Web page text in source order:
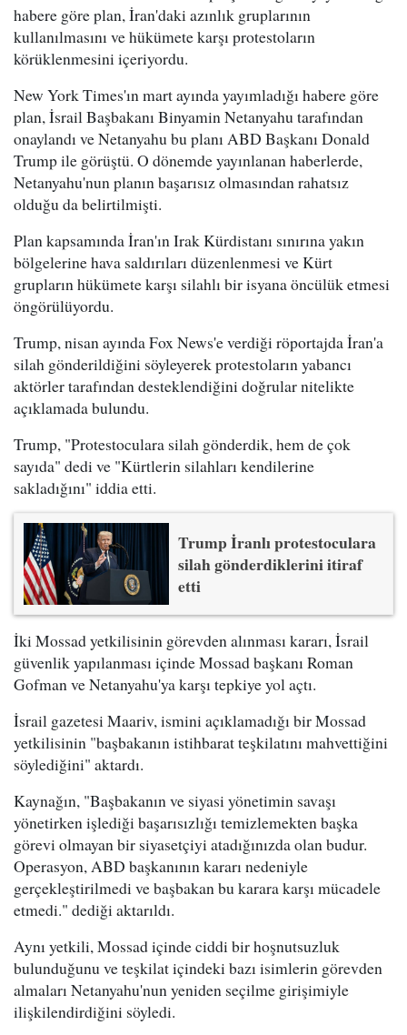
habere göre plan, İran'daki azınlık gruplarının
kullanılmasını ve hükümete karşı protestoların
körüklenmesini içeriyordu.
New York Times'ın mart ayında yayımladığı habere göre
plan, İsrail Başbakanı Binyamin Netanyahu tarafından
onaylandı ve Netanyahu bu planı ABD Başkanı Donald
Trump ile görüştü. O dönemde yayınlanan haberlerde,
Netanyahu'nun planın başarısız olmasından rahatsız
olduğu da belirtilmişti.
Plan kapsamında İran'ın Irak Kürdistanı sınırına yakın
bölgelerine hava saldırıları düzenlenmesi ve Kürt
grupların hükümete karşı silahlı bir isyana öncülük etmesi
öngörülüyordu.
Trump, nisan ayında Fox News'e verdiği röportajda İran'a
silah gönderildiğini söyleyerek protestoların yabancı
aktörler tarafından desteklendiğini doğrular nitelikte
açıklamada bulundu.
Trump, "Protestoculara silah gönderdik, hem de çok
sayıda" dedi ve "Kürtlerin silahları kendilerine
sakladığını" iddia etti.
Trump İranlı protestoculara
silah gönderdiklerini itiraf
etti
İki Mossad yetkilisinin görevden alınması kararı, İsrail
güvenlik yapılanması içinde Mossad başkanı Roman
Gofman ve Netanyahu'ya karşı tepkiye yol açtı.
İsrail gazetesi Maariv, ismini açıklamadığı bir Mossad
yetkilisinin "başbakanın istihbarat teşkilatını mahvettiğini
söylediğini" aktardı.
Kaynağın, "Başbakanın ve siyasi yönetimin savaşı
yönetirken işlediği başarısızlığı temizlemekten başka
görevi olmayan bir siyasetçiyi atadığınızda olan budur.
Operasyon, ABD başkanının kararı nedeniyle
gerçekleştirilmedi ve başbakan bu karara karşı mücadele
etmedi." dediği aktarıldı.
Aynı yetkili, Mossad içinde ciddi bir hoşnutsuzluk
bulunduğunu ve teşkilat içindeki bazı isimlerin görevden
almaları Netanyahu'nun yeniden seçilme girişimiyle
ilişkilendirdiğini söyledi.